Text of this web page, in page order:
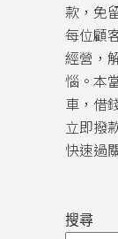
款，免
每位顧
經營，
惱。本
車，借
立即撥
快速過
搜尋